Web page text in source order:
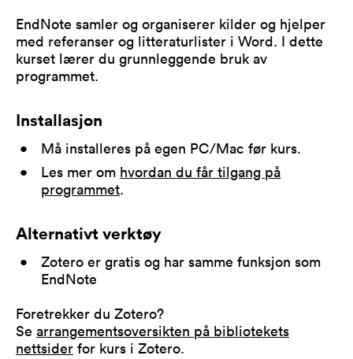
EndNote samler og organiserer kilder og hjelper
med referanser og litteraturlister i Word. I dette
kurset lærer du grunnleggende bruk av
programmet.
Installasjon
Må installeres på egen PC/Mac før kurs.
Les mer om hvordan du får tilgang på
programmet.
Alternativt verktøy
Zotero er gratis og har samme funksjon som
EndNote
Foretrekker du Zotero?
Se arrangementsoversikten på bibliotekets
nettsider for kurs i Zotero.